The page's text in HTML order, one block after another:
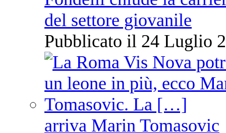
del settore giovanile
Pubblicato il 24 Luglio
arriva Marin Tomasovic